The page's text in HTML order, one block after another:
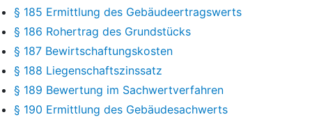
§ 185 Ermittlung des Gebäudeertragswerts
§ 186 Rohertrag des Grundstücks
§ 187 Bewirtschaftungskosten
§ 188 Liegenschaftszinssatz
§ 189 Bewertung im Sachwertverfahren
§ 190 Ermittlung des Gebäudesachwerts